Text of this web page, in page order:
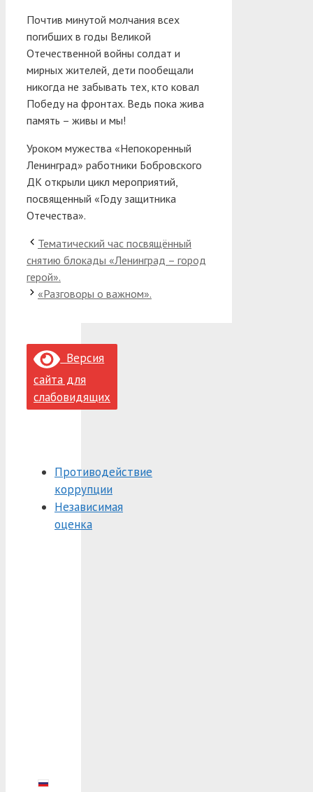
Почтив минутой молчания всех
погибших в годы Великой
Отечественной войны солдат и
мирных жителей, дети пообещали
никогда не забывать тех, кто ковал
Победу на фронтах. Ведь пока жива
память – живы и мы!
Уроком мужества «Непокоренный
Ленинград» работники Бобровского
ДК открыли цикл мероприятий,
посвященный «Году защитника
Отечества».
Тематический час посвящённый
снятию блокады «Ленинград – город
герой».
«Разговоры о важном».
Версия
сайта для
слабовидящих
Противодействие
коррупции
Независимая
оценка